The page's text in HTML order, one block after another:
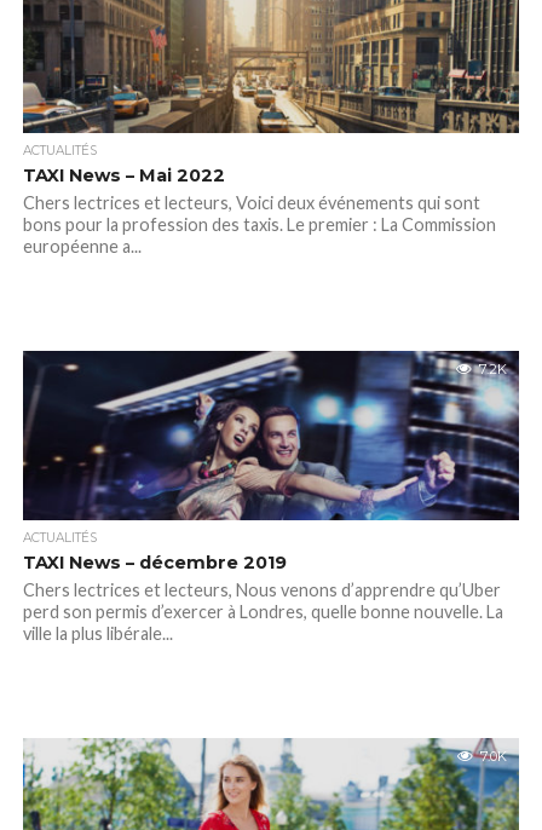
ACTUALITÉS
TAXI News – Mai 2022
Chers lectrices et lecteurs, Voici deux événements qui sont
bons pour la profession des taxis. Le premier : La Commission
européenne a...
7.2K
ACTUALITÉS
TAXI News – décembre 2019
Chers lectrices et lecteurs, Nous venons d’apprendre qu’Uber
perd son permis d’exercer à Londres, quelle bonne nouvelle. La
ville la plus libérale...
7.0K